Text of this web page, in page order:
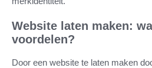
Website laten maken:
voordelen?
Door een website te laten maken